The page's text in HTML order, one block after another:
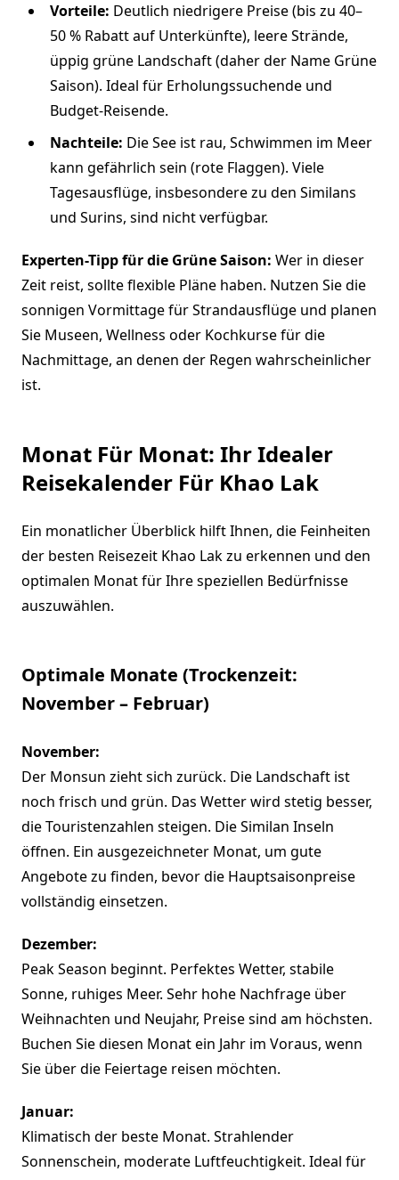
Vorteile: Deutlich niedrigere Preise (bis zu 40–
50 % Rabatt auf Unterkünfte), leere Strände,
üppig grüne Landschaft (daher der Name Grüne
Saison). Ideal für Erholungssuchende und
Budget-Reisende.
Nachteile: Die See ist rau, Schwimmen im Meer
kann gefährlich sein (rote Flaggen). Viele
Tagesausflüge, insbesondere zu den Similans
und Surins, sind nicht verfügbar.
Experten-Tipp für die Grüne Saison: Wer in dieser
Zeit reist, sollte flexible Pläne haben. Nutzen Sie die
sonnigen Vormittage für Strandausflüge und planen
Sie Museen, Wellness oder Kochkurse für die
Nachmittage, an denen der Regen wahrscheinlicher
ist.
Monat Für Monat: Ihr Idealer
Reisekalender Für Khao Lak
Ein monatlicher Überblick hilft Ihnen, die Feinheiten
der besten Reisezeit Khao Lak zu erkennen und den
optimalen Monat für Ihre speziellen Bedürfnisse
auszuwählen.
Optimale Monate (Trockenzeit:
November – Februar)
November:
Der Monsun zieht sich zurück. Die Landschaft ist
noch frisch und grün. Das Wetter wird stetig besser,
die Touristenzahlen steigen. Die Similan Inseln
öffnen. Ein ausgezeichneter Monat, um gute
Angebote zu finden, bevor die Hauptsaisonpreise
vollständig einsetzen.
Dezember:
Peak Season beginnt. Perfektes Wetter, stabile
Sonne, ruhiges Meer. Sehr hohe Nachfrage über
Weihnachten und Neujahr, Preise sind am höchsten.
Buchen Sie diesen Monat ein Jahr im Voraus, wenn
Sie über die Feiertage reisen möchten.
Januar:
Klimatisch der beste Monat. Strahlender
Sonnenschein, moderate Luftfeuchtigkeit. Ideal für